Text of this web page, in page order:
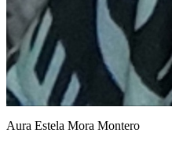
Aura Estela Mora Montero